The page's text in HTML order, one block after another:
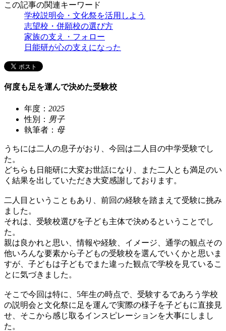
この記事の関連キーワード
学校説明会・文化祭を活用しよう
志望校・併願校の選び方
家族の支え・フォロー
日能研が心の支えになった
何度も足を運んで決めた受験校
年度： 2025
性別： 男子
執筆者： 母
うちには二人の息子がおり、今回は二人目の中学受験でし
た。
どちらも日能研に大変お世話になり、また二人とも満足のい
く結果を出していただき大変感謝しております。
二人目ということもあり、前回の経験を踏まえて受験に挑み
ました。
それは、受験校選びを子ども主体で決めるということでし
た。
親は良かれと思い、情報や経験、イメージ、通学の観点その
他いろんな要素から子どもの受験校を選んでいくかと思いま
すが、子どもは子どもでまた違った観点で学校を見ているこ
とに気づきました。
そこで今回は特に、5年生の時点で、受験するであろう学校
の説明会と文化祭に足を運んで実際の様子を子どもに直接見
せ、そこから感じ取るインスピレーションを大事にしまし
た。